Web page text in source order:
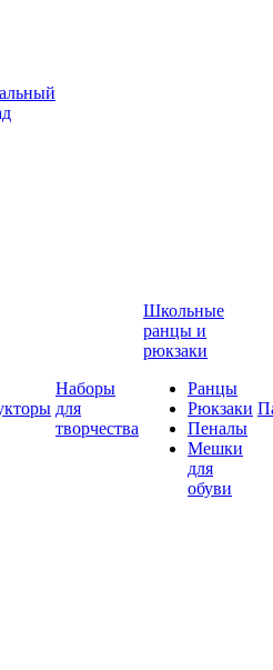
Наборы
для
творчества
Школьные
ранцы и
рюкзаки
Ранцы
Рюкзаки
Пеналы
Мешки
для
обуви